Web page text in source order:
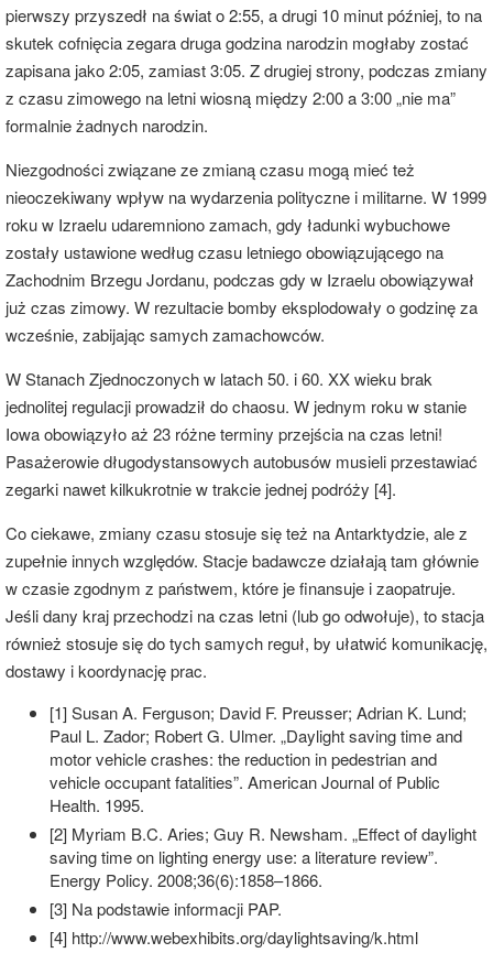
pierwszy przyszedł na świat o 2:55, a drugi 10 minut później, to na
skutek cofnięcia zegara druga godzina narodzin mogłaby zostać
zapisana jako 2:05, zamiast 3:05. Z drugiej strony, podczas zmiany
z czasu zimowego na letni wiosną między 2:00 a 3:00 „nie ma”
formalnie żadnych narodzin.
Niezgodności związane ze zmianą czasu mogą mieć też
nieoczekiwany wpływ na wydarzenia polityczne i militarne. W 1999
roku w Izraelu udaremniono zamach, gdy ładunki wybuchowe
zostały ustawione według czasu letniego obowiązującego na
Zachodnim Brzegu Jordanu, podczas gdy w Izraelu obowiązywał
już czas zimowy. W rezultacie bomby eksplodowały o godzinę za
wcześnie, zabijając samych zamachowców.
W Stanach Zjednoczonych w latach 50. i 60. XX wieku brak
jednolitej regulacji prowadził do chaosu. W jednym roku w stanie
Iowa obowiązyło aż 23 różne terminy przejścia na czas letni!
Pasażerowie długodystansowych autobusów musieli przestawiać
zegarki nawet kilkukrotnie w trakcie jednej podróży [4].
Co ciekawe, zmiany czasu stosuje się też na Antarktydzie, ale z
zupełnie innych względów. Stacje badawcze działają tam głównie
w czasie zgodnym z państwem, które je finansuje i zaopatruje.
Jeśli dany kraj przechodzi na czas letni (lub go odwołuje), to stacja
również stosuje się do tych samych reguł, by ułatwić komunikację,
dostawy i koordynację prac.
[1] Susan A. Ferguson; David F. Preusser; Adrian K. Lund;
Paul L. Zador; Robert G. Ulmer. „Daylight saving time and
motor vehicle crashes: the reduction in pedestrian and
vehicle occupant fatalities”. American Journal of Public
Health. 1995.
[2] Myriam B.C. Aries; Guy R. Newsham. „Effect of daylight
saving time on lighting energy use: a literature review”.
Energy Policy. 2008;36(6):1858–1866.
[3] Na podstawie informacji PAP.
[4] http://www.webexhibits.org/daylightsaving/k.html